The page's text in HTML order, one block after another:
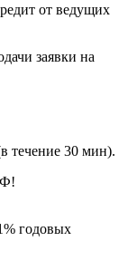
от ведущих
заявки на
течение 30 мин).
годовых